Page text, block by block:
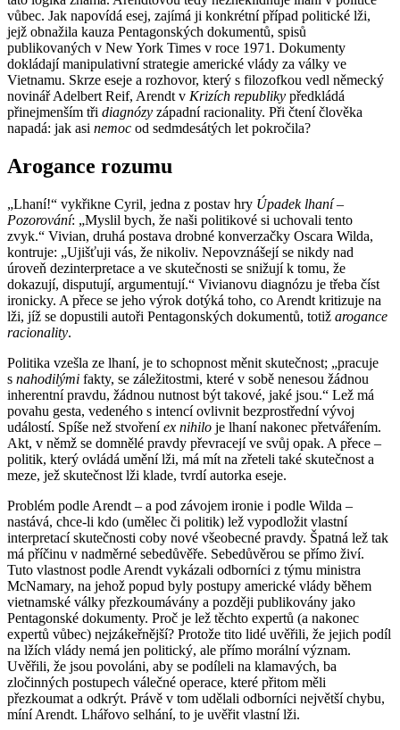
vůbec. Jak napovídá esej, zajímá ji konkrétní případ politické lži,
jejž obnažila kauza Pentagonských dokumentů, spisů
publikovaných v New York Times v roce 1971. Dokumenty
dokládají manipulativní strategie americké vlády za války ve
Vietnamu. Skrze eseje a rozhovor, který s filozofkou vedl německý
novinář Adelbert Reif, Arendt v Krizích republiky předkládá
přinejmenším tři diagnózy západní racionality. Při čtení člověka
napadá: jak asi nemoc od sedmdesátých let pokročila?
Arogance rozumu
„Lhaní!“ vykřikne Cyril, jedna z postav hry Úpadek lhaní –
Pozorování: „Myslil bych, že naši politikové si uchovali tento
zvyk.“ Vivian, druhá postava drobné konverzačky Oscara Wilda,
kontruje: „Ujišťuji vás, že nikoliv. Nepovznášejí se nikdy nad
úroveň dezinterpretace a ve skutečnosti se snižují k tomu, že
dokazují, disputují, argumentují.“ Vivianovu diagnózu je třeba číst
ironicky. A přece se jeho výrok dotýká toho, co Arendt kritizuje na
lži, jíž se dopustili autoři Pentagonských dokumentů, totiž arogance
racionality.
Politika vzešla ze lhaní, je to schopnost měnit skutečnost; „pracuje
s nahodilými fakty, se záležitostmi, které v sobě nenesou žádnou
inherentní pravdu, žádnou nutnost být takové, jaké jsou.“ Lež má
povahu gesta, vedeného s intencí ovlivnit bezprostřední vývoj
událostí. Spíše než stvořeníex nihilo je lhaní nakonec přetvářením.
Akt, v němž se domnělé pravdy převracejí ve svůj opak. A přece –
politik, který ovládá umění lži, má mít na zřeteli také skutečnost a
meze, jež skutečnost lži klade, tvrdí autorka eseje.
Problém podle Arendt – a pod závojem ironie i podle Wilda –
nastává, chce-li kdo (umělec či politik) lež vypodložit vlastní
interpretací skutečnosti coby nové všeobecné pravdy. Špatná lež tak
má příčinu v nadměrné sebedůvěře. Sebedůvěrou se přímo živí.
Tuto vlastnost podle Arendt vykázali odborníci z týmu ministra
McNamary, na jehož popud byly postupy americké vlády během
vietnamské války přezkoumávány a později publikovány jako
Pentagonské dokumenty. Proč je lež těchto expertů (a nakonec
expertů vůbec) nejzákeřnější? Protože tito lidé uvěřili, že jejich podíl
na lžích vlády nemá jen politický, ale přímo morální význam.
Uvěřili, že jsou povoláni, aby se podíleli na klamavých, ba
zločinných postupech válečné operace, které přitom měli
přezkoumat a odkrýt. Právě v tom udělali odborníci největší chybu,
míní Arendt. Lhářovo selhání, to je uvěřit vlastní lži.